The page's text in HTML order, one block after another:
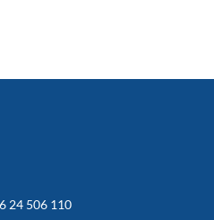
24 506 110